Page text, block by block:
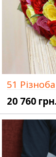
51
20 760 грн.